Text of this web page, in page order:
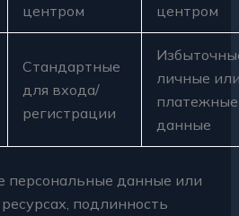
центром
центром
Стандартные
для входа/
регистрации
личные
платежные
данные
персональные данные или
подлинность